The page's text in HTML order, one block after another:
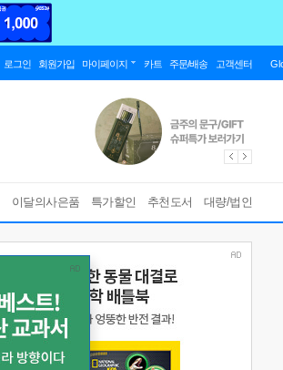
로그인 회원가입 마이페이지 카트 주문/배송 고객센터
이달의사은품 특가할인 추천도서 대량/법인